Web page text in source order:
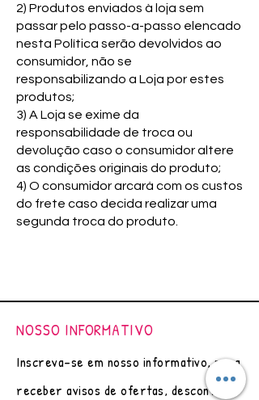
2) Produtos enviados à loja sem
passar pelo passo-a-passo elencado
nesta Política serão devolvidos ao
consumidor, não se
responsabilizando a Loja por estes
produtos;
3) A Loja se exime da
responsabilidade de troca ou
devolução caso o consumidor altere
as condições originais do produto;
4) O consumidor arcará com os custos
do frete caso decida realizar uma
segunda troca do produto.
NOSSO INFORMATIVO
Inscreva-se em nosso informativo, para
receber avisos de ofertas, descontos